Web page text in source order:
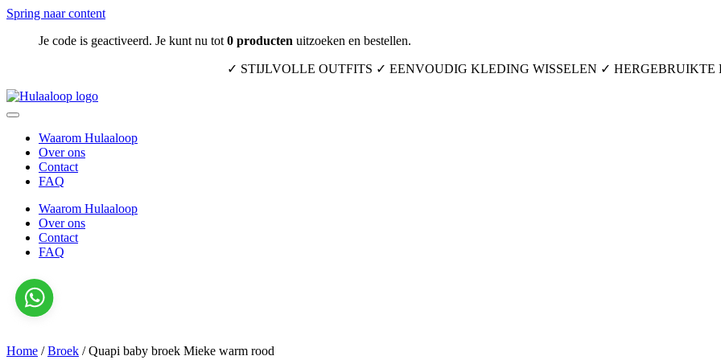
Spring naar content
Je code is geactiveerd. Je kunt nu tot 0 producten uitzoeken en bestellen.
✓ STIJLVOLLE OUTFITS ✓ EENVOUDIG KLEDING WISSELEN ✓
Waarom Hulaaloop
Over ons
Contact
FAQ
Waarom Hulaaloop
Over ons
Contact
FAQ
Home /Broek /Quapi baby broek Mieke warm rood